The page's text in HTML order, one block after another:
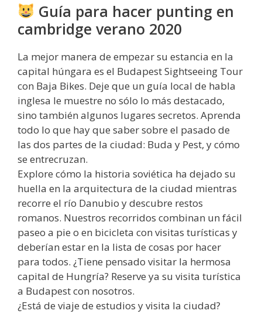
Guía para hacer punting en
cambridge verano 2020
La mejor manera de empezar su estancia en la
capital húngara es el Budapest Sightseeing Tour
con Baja Bikes. Deje que un guía local de habla
inglesa le muestre no sólo lo más destacado,
sino también algunos lugares secretos. Aprenda
todo lo que hay que saber sobre el pasado de
las dos partes de la ciudad: Buda y Pest, y cómo
se entrecruzan.
Explore cómo la historia soviética ha dejado su
huella en la arquitectura de la ciudad mientras
recorre el río Danubio y descubre restos
romanos. Nuestros recorridos combinan un fácil
paseo a pie o en bicicleta con visitas turísticas y
deberían estar en la lista de cosas por hacer
para todos. ¿Tiene pensado visitar la hermosa
capital de Hungría? Reserve ya su visita turística
a Budapest con nosotros.
¿Está de viaje de estudios y visita la ciudad?